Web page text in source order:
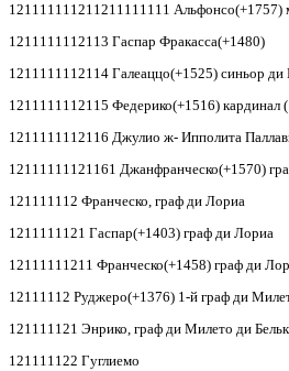
121111111211211111111 Альфонсо(+1757)
1211111112113 Гаспар Фракасса(+1480)
1211111112114 Галеаццо(+1525) синьор
1211111112115 Федерико(+1516)
1211111112116 Джулио ж- Ипполита
12111111121161 Джанфранческо(+1570)
121111112 Франческо, граф ди Лориа
1211111121 Гаспар(+1403) граф ди Лориа
12111111211 Франческо(+1458) граф ди
12111112 Руджеро(+1376) 1-й граф ди
121111121 Энрико, граф ди Милето ди
121111122 Гуглиемо